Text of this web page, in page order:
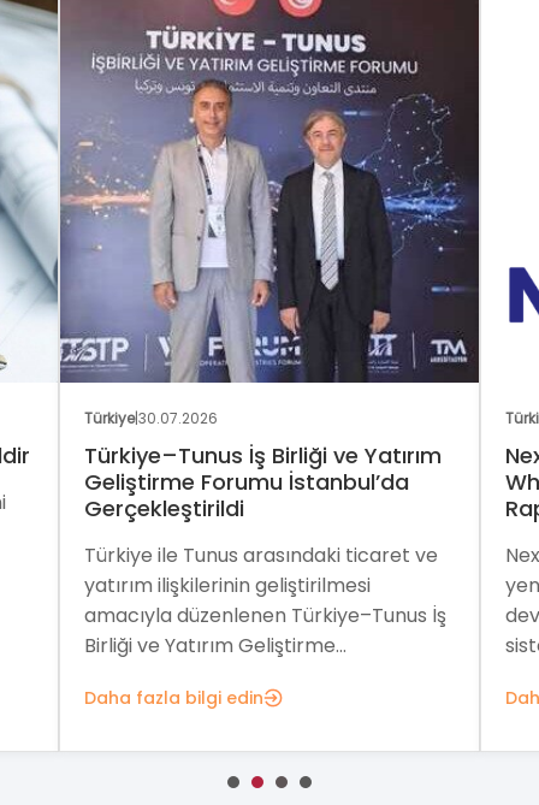
Türkiye|30.07.2026
Türkiye–Tunus İş Birliği ve Yatırım
Geliştirme Forumu İstanbul’da
Gerçekleştirildi
Türkiye ile Tunus arasındaki ticaret ve
yatırım ilişkilerinin geliştirilmesi
amacıyla düzenlenen Türkiye–Tunus İş
Birliği ve Yatırım Geliştirme...
Daha fazla bilgi edin